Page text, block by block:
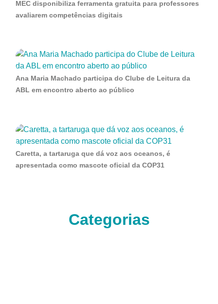
MEC disponibiliza ferramenta gratuita para professores
avaliarem competências digitais
Ana Maria Machado participa do Clube de Leitura da
ABL em encontro aberto ao público
Caretta, a tartaruga que dá voz aos oceanos, é
apresentada como mascote oficial da COP31
Categorias